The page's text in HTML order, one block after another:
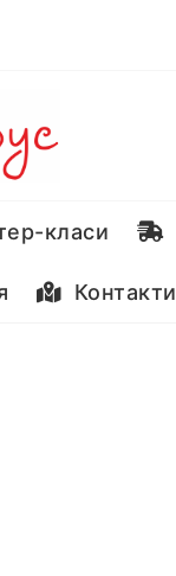
класи
Контакти